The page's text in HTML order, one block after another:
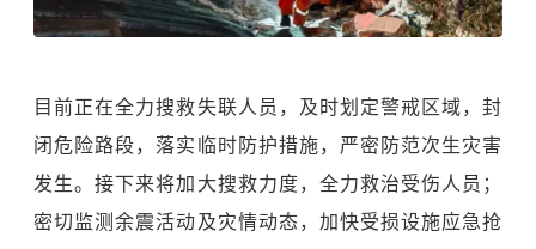
目前正在全力搜救失联人员，及时划定警戒区域，封
闭危险路段，落实临时防护措施，严密防范次生灾害
发生。接下来将加大搜救力度，全力救治受伤人员；
密切监测余震活动及灾情动态，加快受损设施应急抢